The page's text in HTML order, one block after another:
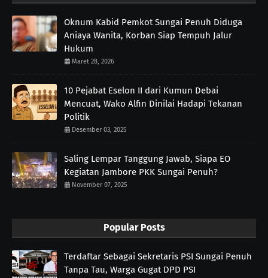
Oknum Kabid Pemkot Sungai Penuh Diduga
Aniaya Wanita, Korban Siap Tempuh Jalur
Hukum
Maret 28, 2026
10 Pejabat Eselon II dari Kumun Debai
Mencuat, Wako Alfin Dinilai Hadapi Tekanan
Politik
Desember 03, 2025
Saling Lempar Tanggung Jawab, Siapa EO
Kegiatan Jambore PKK Sungai Penuh?
November 07, 2025
Popular Posts
Terdaftar Sebagai Sekretaris PSI Sungai Penuh
Tanpa Tau, Warga Gugat DPD PSI